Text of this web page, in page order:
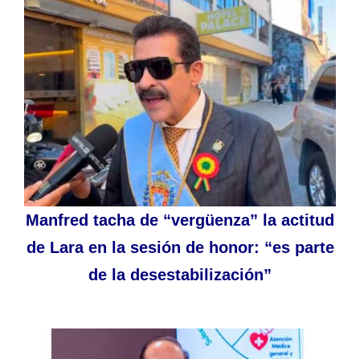
Manfred tacha de “vergüenza” la actitud
de Lara en la sesión de honor: “es parte
de la desestabilización”